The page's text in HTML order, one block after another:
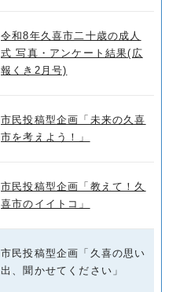
令和8年久喜市二十歳の成人
式 写真・アンケート結果(広
報くき2月号)
市民投稿型企画「未来の久喜
市を考えよう！」
市民投稿型企画「教えて！久
喜市のイイトコ」
市民投稿型企画「久喜の思い
出、聞かせてください」